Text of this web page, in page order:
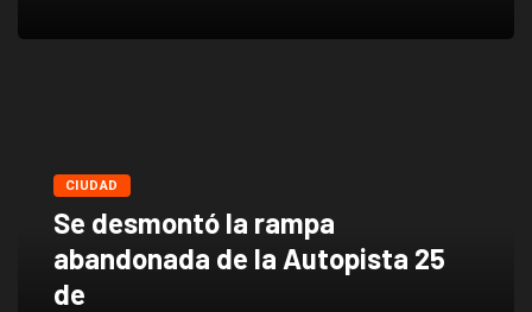
CIUDAD
Se desmontó la rampa
abandonada de la Autopista 25
de